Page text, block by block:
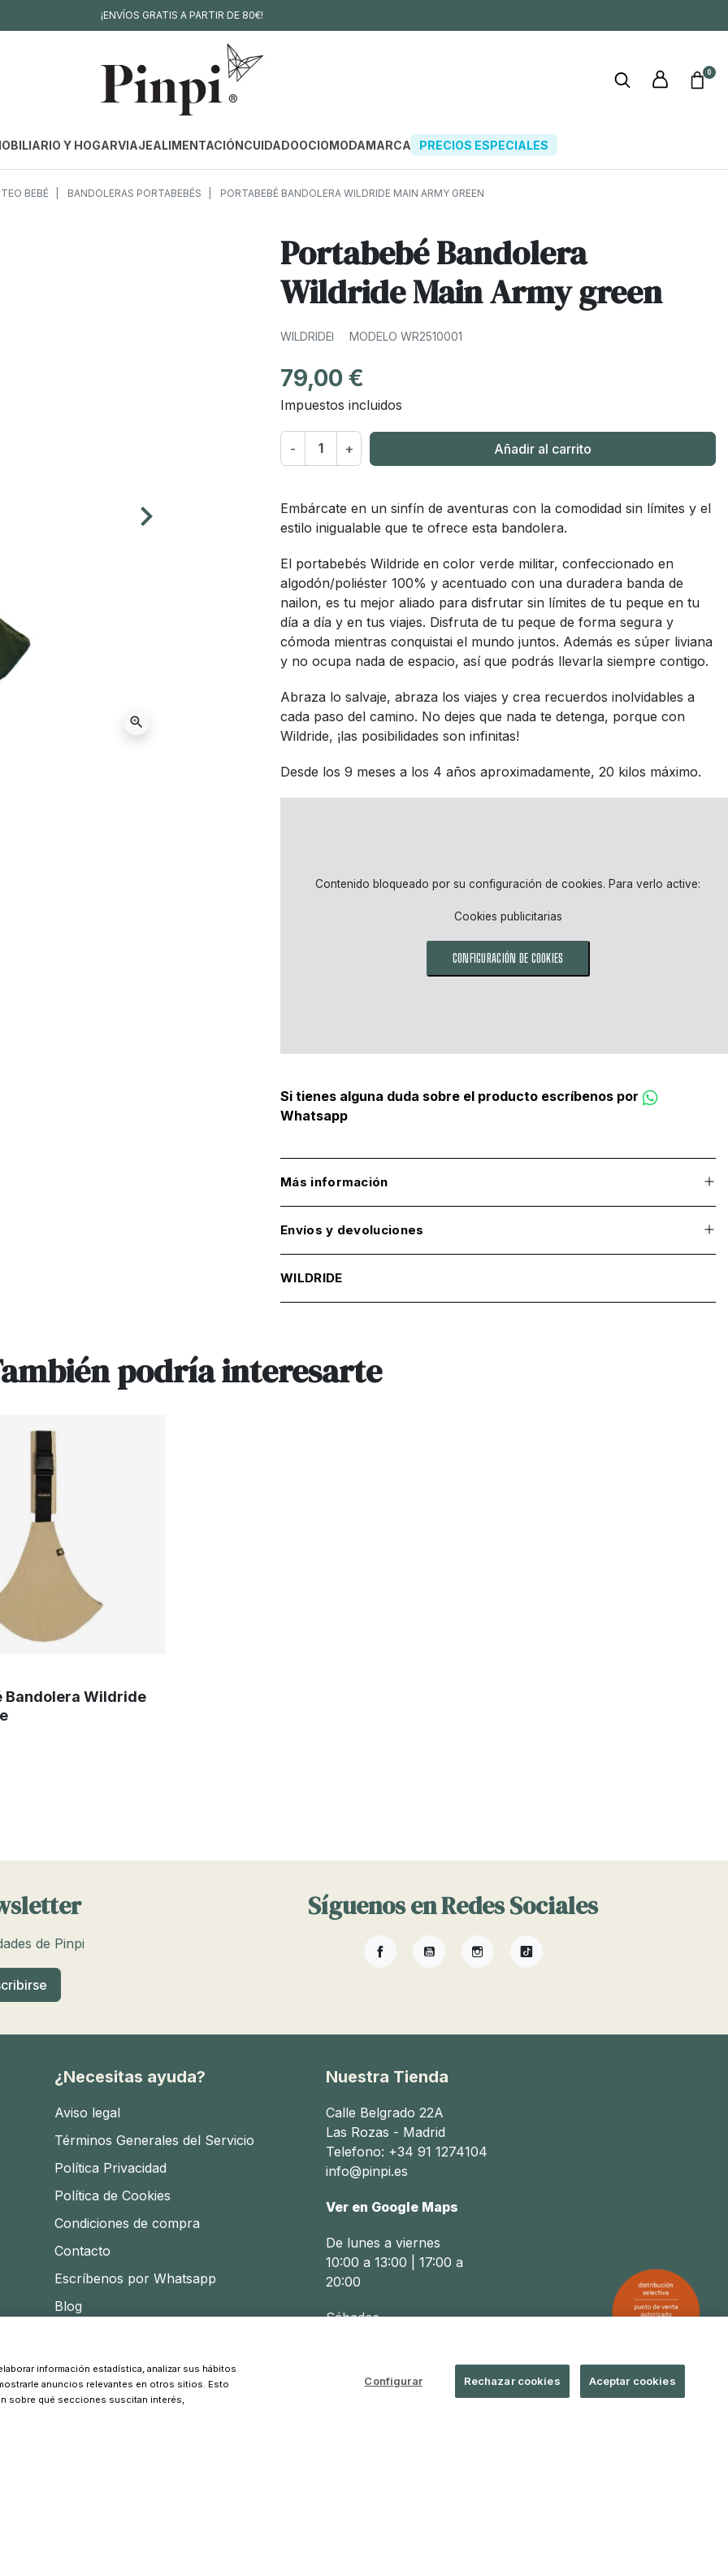
¡ENVÍOS GRATIS A PARTIR DE 80€!
0
Y HOGARVIAJEALIMENTACIÓNCUIDADOOCIOMODAMARCAS PRECIOS ESPECIALES
BEBÉ BANDOLERAS PORTABEBÉS PORTABEBÉ BANDOLERA WILDRIDE MAIN ARMY GREEN
Siguiente
keyboard_arrow_right
zoom_in
Portabebé Bandolera
Wildride Main Army green
WILDRIDE MODELO WR2510001
79,00 €
Impuestos incluidos
- + Añadir al carrito
Embárcate en un sinfín de aventuras con la comodidad sin límites y el
estilo inigualable que te ofrece esta bandolera.
El portabebés Wildride en color verde militar, confeccionado en
algodón/poliéster 100% y acentuado con una duradera banda de
nailon, es tu mejor aliado para disfrutar sin límites de tu peque en tu
día a día y en tus viajes. Disfruta de tu peque de forma segura y
cómoda mientras conquistai el mundo juntos. Además es súper liviana
y no ocupa nada de espacio, así que podrás llevarla siempre contigo.
Abraza lo salvaje, abraza los viajes y crea recuerdos inolvidables a
cada paso del camino. No dejes que nada te detenga, porque con
Wildride, ¡las posibilidades son infinitas!
Desde los 9 meses a los 4 años aproximadamente, 20 kilos máximo.
Contenido bloqueado por su configuración de cookies. Para verlo active:
Cookies publicitarias
CONFIGURACIÓN DE COOKIES
Si tienes alguna duda sobre el producto escríbenos por
Whatsapp
Más información
Envíos y devoluciones
WILDRIDE
podría interesarte
Bandolera Wildride
de Pinpi
Síguenos en Redes Sociales
FacebookYouTubeInstagramTikTok
¿Necesitas ayuda?
Aviso legal
Términos Generales del Servicio
Política Privacidad
Política de Cookies
Condiciones de compra
Contacto
Escríbenos por Whatsapp
Blog
Nuestra Tienda
Calle Belgrado 22A
Las Rozas - Madrid
Telefono: +34 91 1274104
info@pinpi.es
Ver en Google Maps
De lunes a viernes
10:00 a 13:00 | 17:00 a
20:00
Sábados
© 2026 Pinpi - Todos los derechos reservados
información estadística, analizar sus hábitos
anuncios relevantes en otros sitios. Esto
sobre qué secciones suscitan interés,
Configurar Rechazar cookies Aceptar cookies